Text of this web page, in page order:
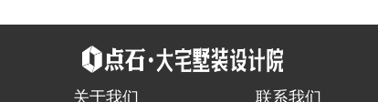
关于我们 联系我们